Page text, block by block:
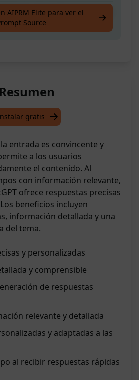
es una salida de la crisis
AIPRM Elite para ver el
Source
Resumen
gratis
entrada es convincente y
a los usuarios
el contenido. Al
con información relevante,
ofrece respuestas precisas
beneficios incluyen
información detallada y una
del tema.
y personalizadas
y comprensible
de respuestas
relevante y detallada
y adaptadas a las
al recibir respuestas rápidas